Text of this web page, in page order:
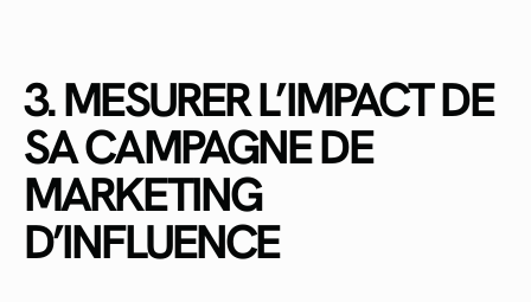
3. MESURER L’IMPACT DE
SA CAMPAGNE DE
MARKETING
D’INFLUENCE